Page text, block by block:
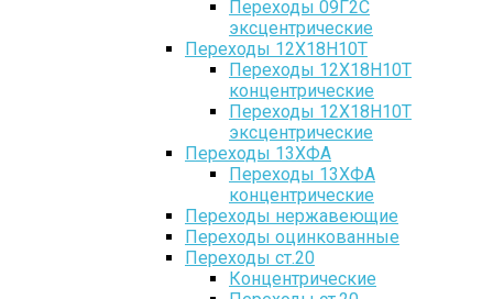
Переходы 09Г2С
эксцентрические
Переходы 12Х18Н10Т
Переходы 12Х18Н10Т
концентрические
Переходы 12Х18Н10Т
эксцентрические
Переходы 13ХФА
Переходы 13ХФА
концентрические
Переходы нержавеющие
Переходы оцинкованные
Переходы ст.20
Концентрические